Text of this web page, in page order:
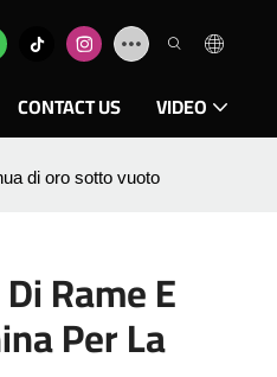
CONTACT US VIDEO
di oro sotto vuoto
Rame E
Per La